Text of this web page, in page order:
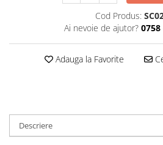
Cod Produs:
Ai nevoie de ajutor? 0758
Adauga la Favorite
Descriere